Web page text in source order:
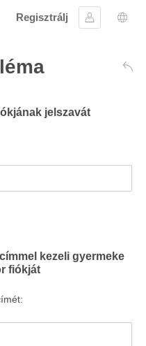
Regisztrálj
jelszavát
kezeli gyermeke
fiókját